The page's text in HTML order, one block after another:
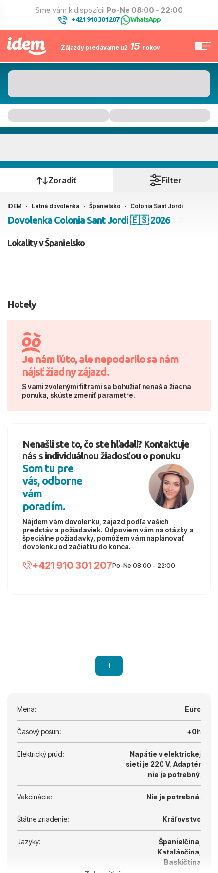
Sme vám k dispozícii Po-Ne 08:00 - 22:00
+421 910 301 207| WhatsApp
Zájazdy predávame už 15 rokov
Kedy cestujete?
Ako cestujete?
2 dospelí, 0 deti
Zoradiť Filter
IDEM Letná dovolenka Španielsko Colonia Sant Jordi
Dovolenka Colonia Sant Jordi 🇪🇸 2026
Lokality v Španielsko
Hotely
Je nám ľúto, ale nepodarilo sa nám
nájsť žiadny zájazd.
S vami zvolenými filtrami sa bohužiaľ nenašla žiadna
ponuka, skúste zmeniť parametre.
Nenašli ste to, čo ste hľadali? Kontaktuje
nás s individuálnou žiadosťou o ponuku
Som tu pre
vás, odborne
vám
poradím.
Nájdem vám dovolenku, zájazd podľa vašich
predstáv a požiadaviek. Odpoviem vám na otázky a
špeciálne požiadavky, pomôžem vám naplánovať
dovolenku od začiatku do konca.
+421 910 301 207Po-Ne 08:00 - 22:00
1
Mena: Euro
Časový posun: +0h
Elektrický prúd:
Napätie v elektrickej
sieti je 220 V. Adaptér
nie je potrebný.
Vakcinácia: Nie je potrebná.
Štátne zriadenie: Kráľovstvo
Jazyky:
Španielčina,
Katalánčina,
Baskičtina